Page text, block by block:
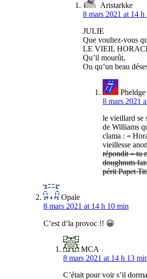
Aristarkke
8 mars 2021 at 14 h
JULIE
Que vouliez-vous
LE VIEIL
Qu’il mourût,
Ou qu’un beau
Pheldge
8 mars 2021
le vieillard se
de Williams
clama : «
vieillesse
répondit « tu
doughnuts
périt Papet
Opale
8 mars 2021 at 14 h 10 min
C’est d’la provoc !! 😀
MCA
8 mars 2021 at 14 h 13
C’était pour voir s’il